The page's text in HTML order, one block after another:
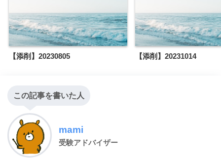
【添削】20230805 【添削】20231014
この記事を書いた人
mami
受験アドバイザー